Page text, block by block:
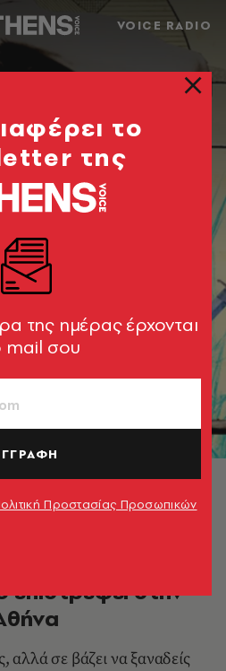
VOICE RADIO
Domatio Art Space
επιστρέφει στην
αλλά σε βάζει να ξαναδείς
το
της
της ημέρας έρχονται
mail σου
Προστασίας Προσωπικών